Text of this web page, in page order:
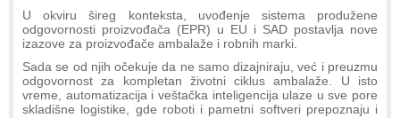
U okviru šireg konteksta, uvođenje sistema produžene
odgovornosti proizvođača (EPR) u EU i SAD postavlja nove
izazove za proizvođače ambalaže i robnih marki.
Sada se od njih očekuje da ne samo dizajniraju, već i preuzmu
odgovornost za kompletan životni ciklus ambalaže. U isto
vreme, automatizacija i veštačka inteligencija ulaze u sve pore
skladišne logistike, gde roboti i pametni softveri prepoznaju i